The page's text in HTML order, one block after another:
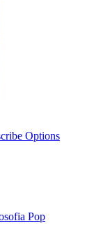
Options